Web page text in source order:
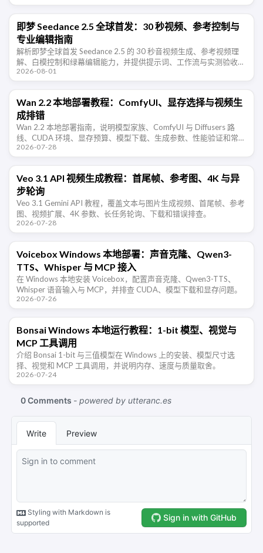
即梦 Seedance 2.5 全球首发：30 秒视频、参考控制与
专业编辑指南
解析即梦全球首发 Seedance 2.5 的 30 秒音视频生成、参考视频理
解、白模控制和绿幕编辑能力，并提供提示词、工作流与实测验收方
法。
2026-08-01
Wan 2.2 本地部署教程：ComfyUI、显存选择与视频生
成排错
Wan 2.2 本地部署指南，说明模型家族、ComfyUI 与 Diffusers 路
线、CUDA 环境、显存预算、模型下载、生成参数、性能验证和常见
错误。
2026-07-28
Veo 3.1 API 视频生成教程：首尾帧、参考图、4K 与异
步轮询
Veo 3.1 Gemini API 教程，覆盖文本与图片生成视频、首尾帧、参考
图、视频扩展、4K 参数、长任务轮询、下载和错误排查。
2026-07-28
Voicebox Windows 本地部署：声音克隆、Qwen3-
TTS、Whisper 与 MCP 接入
在 Windows 本地安装 Voicebox，配置声音克隆、Qwen3-TTS、
Whisper 语音输入与 MCP，并排查 CUDA、模型下载和显存问题。
2026-07-26
Bonsai Windows 本地运行教程：1-bit 模型、视觉与
MCP 工具调用
介绍 Bonsai 1-bit 与三值模型在 Windows 上的安装、模型尺寸选
择、视觉和 MCP 工具调用，并说明内存、速度与质量取舍。
2026-07-24